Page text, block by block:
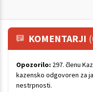
KOMENTARJI
Opozorilo: 297. členu
kazensko odgovoren za
nestrpnosti.